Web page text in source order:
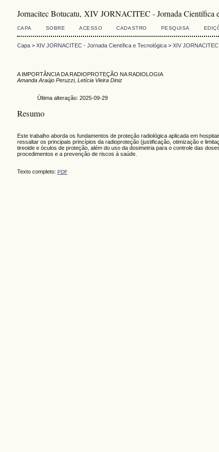
Jornacitec Botucatu, XIV JORNACITEC - Jornada Científica
CAPA SOBRE ACESSO CADASTRO PESQUISA
Capa> XIV JORNACITEC - Jornada Científica e Tecnológica> XIV
A IMPORTÂNCIA DA RADIOPROTEÇÃO NA RADIOLOGIA
Amanda Araújo Peruzzi, Letícia Vieira Diniz
Última alteração: 2025-09-29
Resumo
Este trabalho aborda os fundamentos de proteção radiológica aplicada em
ressaltar os principais princípios da radioproteção (justificação, otimização e
tireoide e óculos de proteção, além do uso da dosimetria para o controle das
procedimentos e a prevenção de riscos à saúde.
Texto completo: PDF